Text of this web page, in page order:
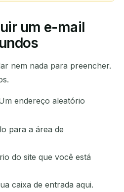
um e-mail
nem nada para preencher.
endereço aleatório
para a área de
do site que você está
caixa de entrada aqui.